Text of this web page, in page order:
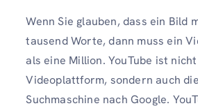
Wenn Sie glauben, dass ein Bild
tausend Worte, dann muss ein
als eine Million. YouTube ist
Videoplattform, sondern auch
Suchmaschine nach Google.